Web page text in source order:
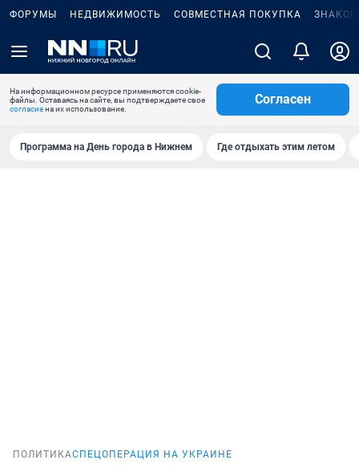
ФОРУМЫ НЕДВИЖИМОСТЬ СОВМЕСТНАЯ ПОКУПКА
На информационном ресурсе применяются cookie-
файлы. Оставаясь на сайте, вы подтверждаете свое
согласиена их использование.
Согласен
Программа на День города в Нижнем Где отдыхать этим летом
ПОЛИТИКАСПЕЦОПЕРАЦИЯ НА УКРАИНЕ